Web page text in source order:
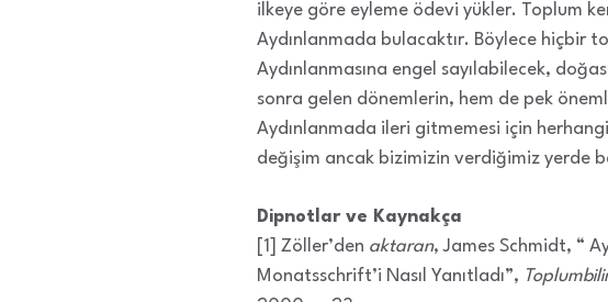
ilkeye göre eyleme ödevi yükler. Toplum
Aydınlanmada bulacaktır. Böylece hiçbir
Aydınlanmasına engel sayılabilecek,
sonra gelen dönemlerin, hem de pek
Aydınlanmada ileri gitmemesi için
değişim ancak bizimizin verdiğimiz yerde
Dipnotlar ve Kaynakça
[1] Zöller’den aktaran, James Schmidt, “
Monatsschrift’i Nasıl Yanıtladı”,